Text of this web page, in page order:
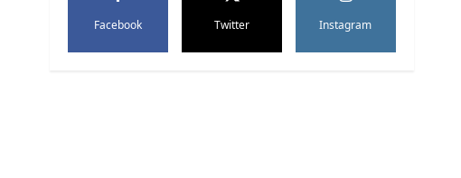
Facebook Twitter Instagram